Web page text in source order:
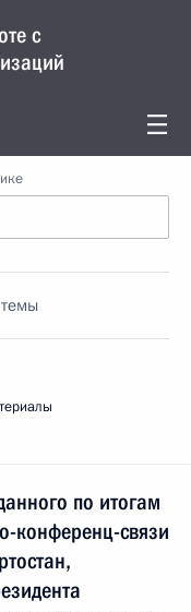
с
по итогам
конференц-связи